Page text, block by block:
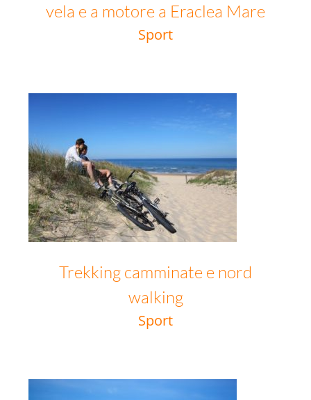
vela e a motore a Eraclea Mare
Sport
Trekking camminate e nord
walking
Sport